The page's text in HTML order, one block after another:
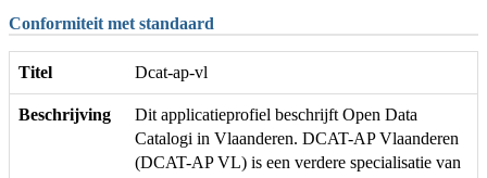
Conformiteit met standaard
Titel Dcat-ap-vl
Beschrijving
Dit applicatieprofiel beschrijft Open Data
Catalogi in Vlaanderen. DCAT-AP Vlaanderen
(DCAT-AP VL) is een verdere specialisatie van